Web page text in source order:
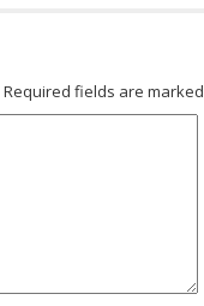
Required fields are